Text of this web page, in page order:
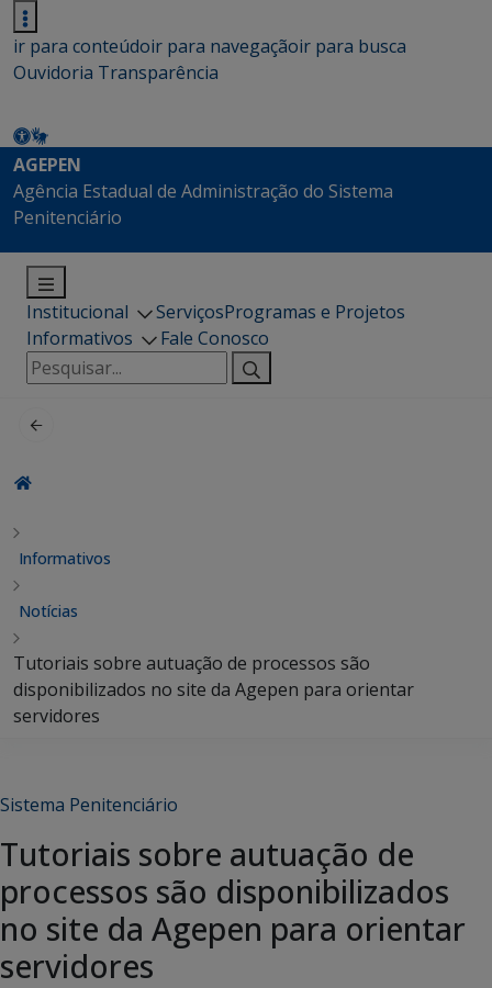
ir para conteúdoir para navegaçãoir para busca
Ouvidoria Transparência
AGEPEN
Agência Estadual de Administração do Sistema
Penitenciário
Institucional ServiçosProgramas e Projetos
Informativos
Fale Conosco
Pesquisar
por:
Informativos
Notícias
Tutoriais sobre autuação de processos são
disponibilizados no site da Agepen para orientar
servidores
Sistema Penitenciário
Tutoriais sobre autuação de
processos são disponibilizados
no site da Agepen para orientar
servidores